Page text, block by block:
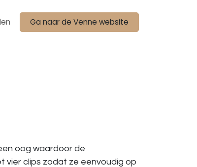
Ga naar de Venne website
oog waardoor de
vier clips zodat ze eenvoudig op